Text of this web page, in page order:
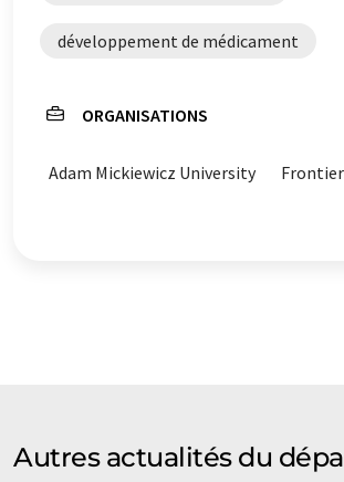
développement de médicament
ORGANISATIONS
Adam Mickiewicz University
Autres actualités du